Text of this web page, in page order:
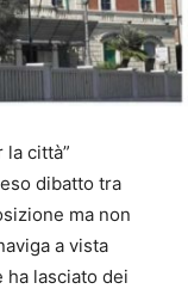
la città”
dibatto tra
ma non
a vista
lasciato dei